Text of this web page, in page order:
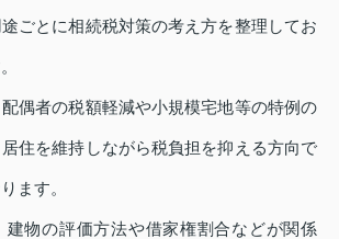
ごとに相続税対策の考え方を整理してお
偶者の税額軽減や小規模宅地等の特例の
住を維持しながら税負担を抑える方向で
ます。
建物の評価方法や借家権割合などが関係